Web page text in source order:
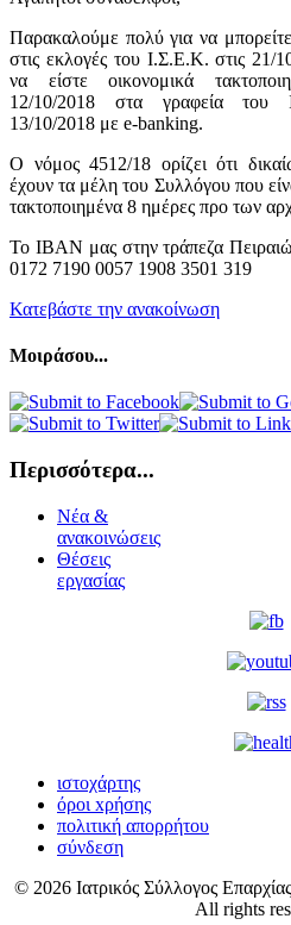
Παρακαλούμε πολύ για να
στις εκλογές του Ι.Σ.Ε.Κ. στις 21/
να είστε οικονομικά
12/10/2018 στα γραφεία του
13/10/2018 με e-banking.
Ο νόμος 4512/18 ορίζει ότι
έχουν τα μέλη του Συλλόγου που
τακτοποιημένα 8 ημέρες προ των
Το IBAN μας στην τράπεζα
0172 7190 0057 1908 3501 319
Κατεβάστε την ανακοίνωση
Μοιράσου...
Περισσότερα...
Νέα &
ανακοινώσεις
Θέσεις
εργασίας
ιστοχάρτης
όροι xρήσης
πολιτική απορρήτου
σύνδεση
© 2026 Ιατρικός Σύλλογος
All rights